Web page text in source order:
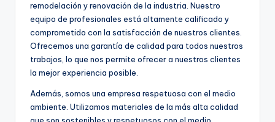
remodelación y renovación de la industria. Nuestro
equipo de profesionales está altamente calificado y
comprometido con la satisfacción de nuestros clientes.
Ofrecemos una garantía de calidad para todos nuestros
trabajos, lo que nos permite ofrecer a nuestros clientes
la mejor experiencia posible.
Además, somos una empresa respetuosa con el medio
ambiente. Utilizamos materiales de la más alta calidad